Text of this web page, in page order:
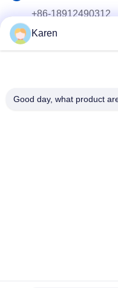
+86-18912490312
E-mail
Zona economica e di
702, della strada di
Karen
Good day, what product